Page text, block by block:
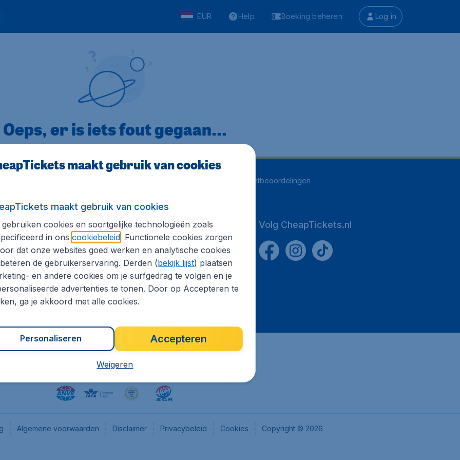
EUR Help Boeking beheren Log in
Oeps, er is iets fout gegaan...
klantbeoordelingen
informatie
pers
Internationale sites
CheapTickets.be
Flugladen.de
CheapTickets.ch
CheapTickets.sg
Volg CheapTickets.nl
Algemene voorwaarden Disclaimer Privacybeleid Cookies Copyright © 2026
maakt gebruik van cookies
maakt gebruik van cookies
gebruiken cookies en soortgelijke technologieën zoals
in ons cookiebeleid. Functionele cookies zorgen
dat onze websites goed werken en analytische cookies
de gebruikerservaring. Derden (bekijk lijst) plaatsen
en andere cookies om je surfgedrag te volgen en je
advertenties te tonen. Door op Accepteren te
ga je akkoord met alle cookies.
Accepteren
Personaliseren
Weigeren